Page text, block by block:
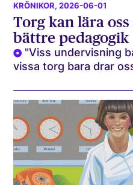
KRÖNIKOR, 2026-06-01
Torg kan lära
bättre pedagogik
"Viss undervisning
vissa torg bara drar